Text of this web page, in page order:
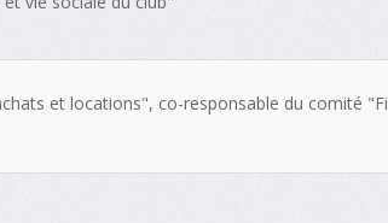
et locations", co-responsable du comité